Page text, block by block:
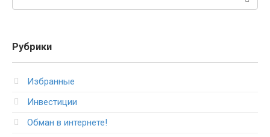
Рубрики
Избранные
Инвестиции
Обман в интернете!